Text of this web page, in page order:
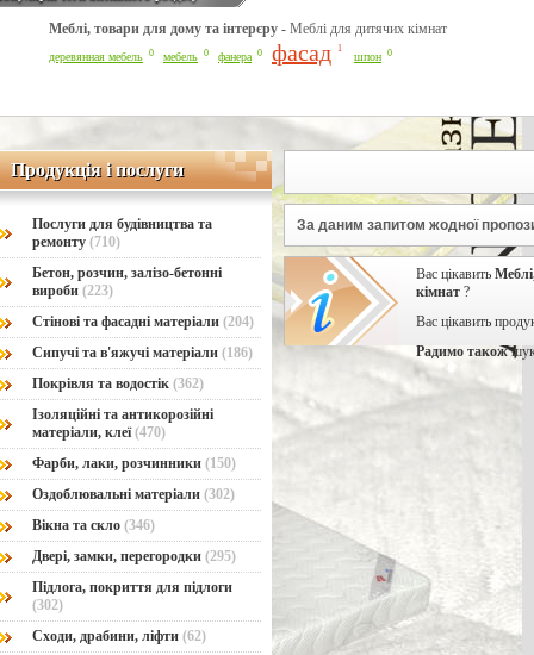
Line Number: 42
Меблі, товари для дому та інтерєру - Меблі для дитячих кімнат
деревянная мебель 0 мебель 0 фанера 0 фасад 1
шпон 0
Продукція і послуги
Продукція і послуги
Послуги для будівництва та
ремонту (710)
Бетон, розчин, залізо-бетонні
вироби (223)
Стінові та фасадні матеріали (204)
Сипучі та в'яжучі матеріали (186)
Покрівля та водостік (362)
Ізоляційні та антикорозійні
матеріали, клеї(470)
Фарби, лаки, розчинники (150)
Оздоблювальні матеріали (302)
Вікна та скло (346)
Двері, замки, перегородки (295)
Підлога, покриття для підлоги
(302)
Сходи, драбини, ліфти (62)
За даним запитом жодної
Вас цікавить
кімнат ?
Вас цікавить
Радимо також